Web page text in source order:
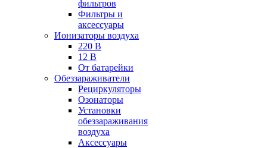
фильтров
Фильтры и
аксессуары
Ионизаторы воздуха
220 В
12 В
От батарейки
Обеззараживатели
Рециркуляторы
Озонаторы
Установки
обеззараживания
воздуха
Аксессуары